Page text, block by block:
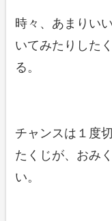
時々、あまりい
いてみたりした
る。
チャンスは１度
たくじが、おみ
い。